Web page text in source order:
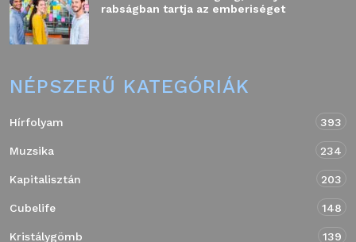
rabságban tartja az emberiséget
NÉPSZERŰ KATEGÓRIÁK
Hírfolyam 393
Muzsika 234
Kapitalisztán 203
Cubelife 148
Kristálygömb 139